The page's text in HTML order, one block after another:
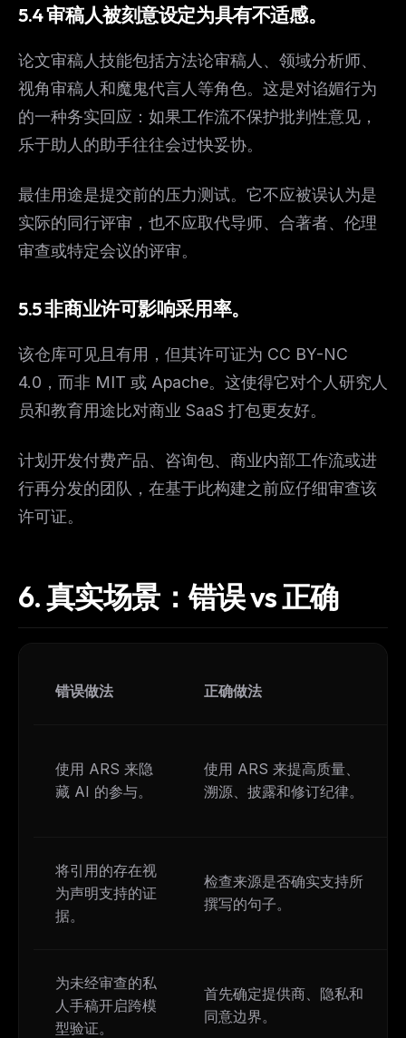
5.4 审稿人被刻意设定为具有不适感。
论文审稿人技能包括方法论审稿人、领域分析师、
视角审稿人和魔鬼代言人等角色。这是对谄媚行为
的一种务实回应：如果工作流不保护批判性意见，
乐于助人的助手往往会过快妥协。
最佳用途是提交前的压力测试。它不应被误认为是
实际的同行评审，也不应取代导师、合著者、伦理
审查或特定会议的评审。
5.5 非商业许可影响采用率。
该仓库可见且有用，但其许可证为 CC BY-NC
4.0，而非 MIT 或 Apache。这使得它对个人研究人
员和教育用途比对商业 SaaS 打包更友好。
计划开发付费产品、咨询包、商业内部工作流或进
行再分发的团队，在基于此构建之前应仔细审查该
许可证。
6.真实场景：错误 vs 正确
错误做法 正确做法
使用 ARS 来隐
藏 AI 的参与。
使用 ARS 来提高质量、
溯源、披露和修订纪律。
将引用的存在视
为声明支持的证
据。
检查来源是否确实支持所
撰写的句子。
为未经审查的私
人手稿开启跨模
型验证。
首先确定提供商、隐私和
同意边界。
The weekly digest forAI builders
Curated MCP picks, agent skills, rules, and LLM
workflow updates — one email, no noise.
No spam. Unsubscribe in one click.
Maybe later